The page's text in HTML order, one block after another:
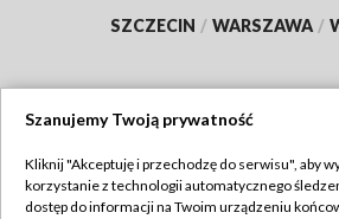
SZCZECIN / WARSZAWA /
TVP
Szanujemy Twoją prywatność
Kliknij "Akceptuję i przechodzę do serwisu", aby
korzystanie z technologii automatycznego
dostęp do informacji na Twoim urządzeniu